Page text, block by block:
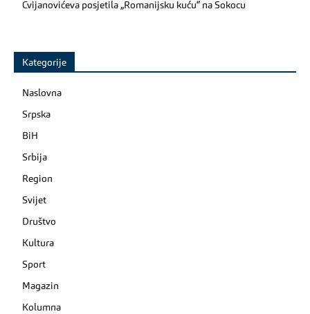
Cvijanovićeva posjetila „Romanijsku kuću“ na Sokocu
Kategorije
Naslovna
Srpska
BiH
Srbija
Region
Svijet
Društvo
Kultura
Sport
Magazin
Kolumna